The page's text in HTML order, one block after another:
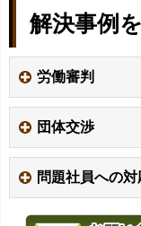
解決事例
労働審判
団体交渉
問題社員への対